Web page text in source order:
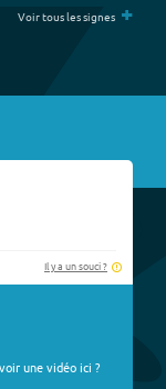
Voir tous les signes +
Il y a un souci ?
une vidéo ici ?